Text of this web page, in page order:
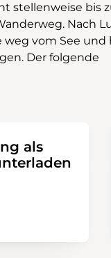
stellenweise bis
Nach Lutry
vom See und
Der folgende
die Weite
für neblige
als